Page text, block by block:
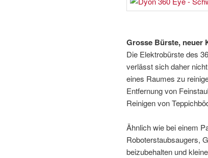
Grosse Bürste, neuer
Die Elektrobürste des
verlässt sich daher
eines Raumes zu
Entfernung von
Reinigen von
Ähnlich wie bei einem
Roboterstaubsaugers,
beizubehalten und